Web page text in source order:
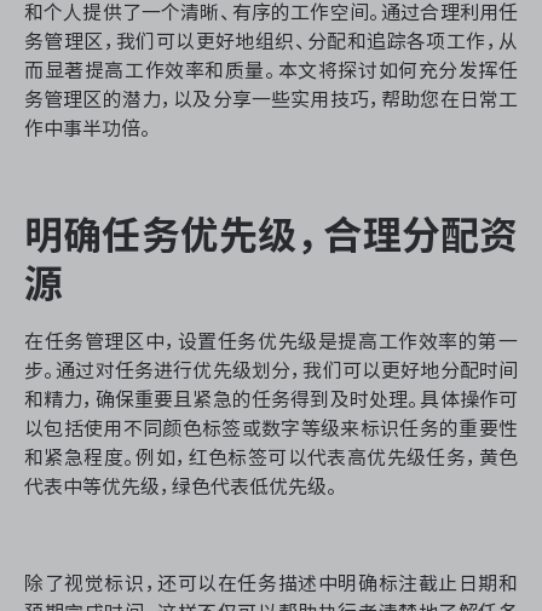
ONES 资讯
ONES 资讯
和个人提供了一个清晰、有序的工作空间。通过合理利用任
务管理区，我们可以更好地组织、分配和追踪各项工作，从
而显著提高工作效率和质量。本文将探讨如何充分发挥任
务管理区的潜力，以及分享一些实用技巧，帮助您在日常工
作中事半功倍。
明确任务优先级，合理分配资
源
在任务管理区中，设置任务优先级是提高工作效率的第一
步。通过对任务进行优先级划分，我们可以更好地分配时间
和精力，确保重要且紧急的任务得到及时处理。具体操作可
以包括使用不同颜色标签或数字等级来标识任务的重要性
和紧急程度。例如，红色标签可以代表高优先级任务，黄色
代表中等优先级，绿色代表低优先级。
除了视觉标识，还可以在任务描述中明确标注截止日期和